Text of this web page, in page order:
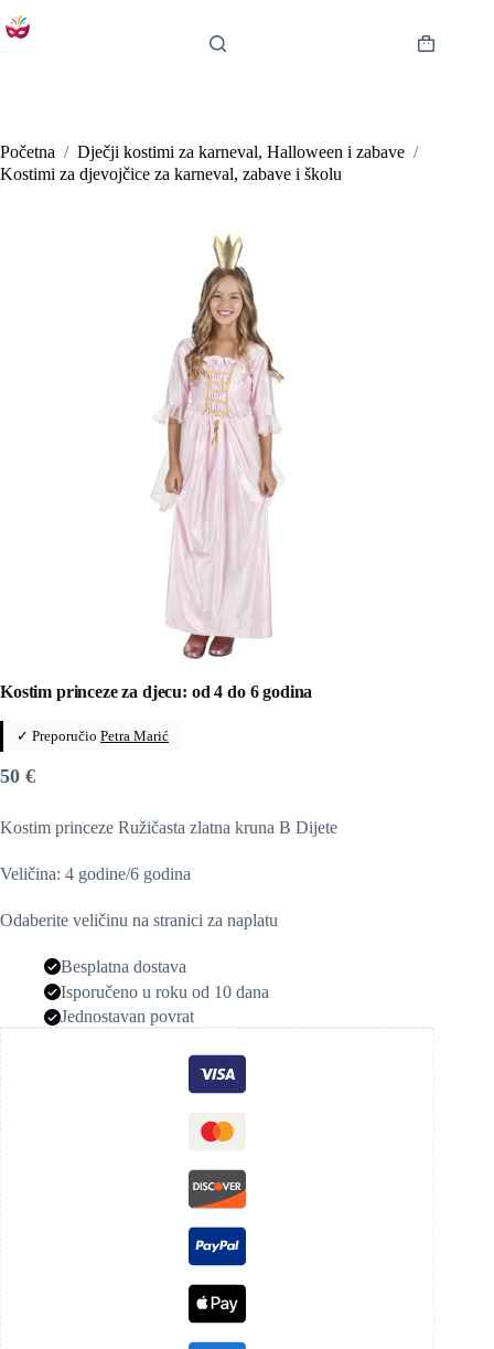
na
Košarica
Početna / Dječji kostimi za karneval, Halloween i zabave /
Kostimi za djevojčice za karneval, zabave i školu
Kostim princeze za djecu: od 4 do 6 godina
✓ Preporučio Petra Marić
50 €
Kostim princeze Ružičasta zlatna kruna B Dijete
Veličina: 4 godine/6 godina
Odaberite veličinu na stranici za naplatu
Besplatna dostava
Isporučeno u roku od 10 dana
Jednostavan povrat